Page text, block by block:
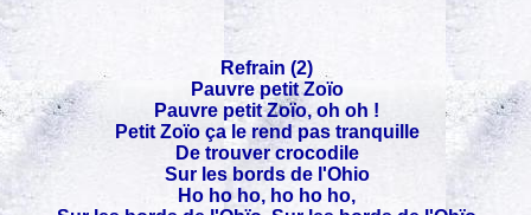
Refrain (2)
Pauvre petit Zoïo
Pauvre petit Zoïo, oh oh !
Petit Zoïo ça le rend pas tranquille
De trouver crocodile
Sur les bords de l'Ohio
Ho ho ho, ho ho ho,